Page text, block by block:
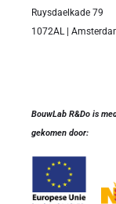
Ruysdaelkade 79
1072AL |
BouwLab R&Do is
gekomen door: